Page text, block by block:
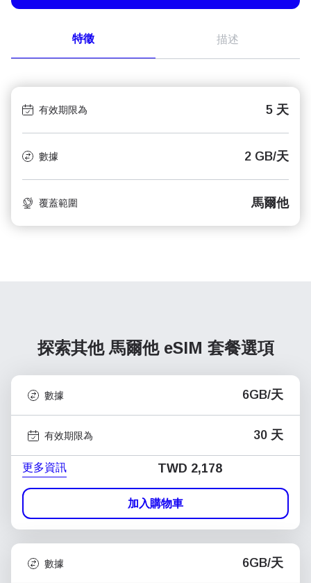
特徵 描述
有效期限為 5 天
數據 2 GB/天
覆蓋範圍 馬爾他
探索其他 馬爾他 eSIM 套餐選項
數據 6GB/天
有效期限為 30 天
更多資訊 TWD 2,178
加入購物車
數據 6GB/天